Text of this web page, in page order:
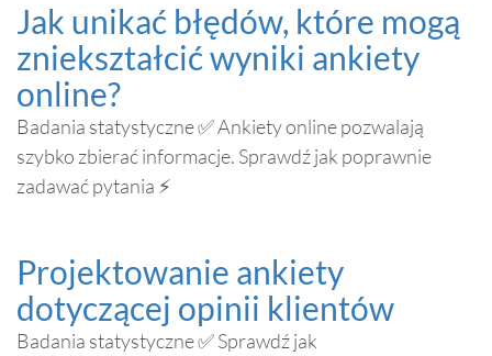
Jak unikać błędów, które mogą
zniekształcić wyniki ankiety
online?
Badania statystyczne ✅ Ankiety online pozwalają
szybko zbierać informacje. Sprawdź jak poprawnie
zadawać pytania ⚡
Projektowanie ankiety
dotyczącej opinii klientów
Badania statystyczne ✅ Sprawdź jak